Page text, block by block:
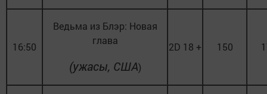
16:50
Ведьма из Блэр: Новая
глава
(ужасы, США)
2D 18 + 150